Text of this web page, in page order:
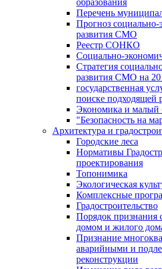
образования
Перечень
Прогноз социально-
развития СМО
Реестр СОНКО
Социально-
Стратегия
развития СМО на
государственная
поиске подходящей
Экономика и малый
"Безопасность на
Архитектура и
Городские леса
Нормативы
проектирования
Топонимика
Экологическая
Комплексные
Градостроительство
Порядок признания
домом и жилого
Признание
аварийными и
реконструкции